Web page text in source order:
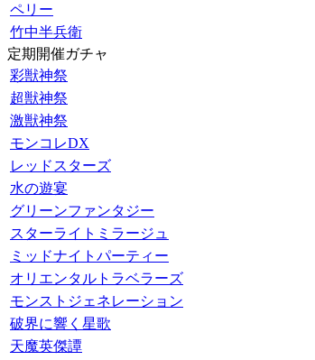
ペリー
竹中半兵衛
定期開催ガチャ
彩獣神祭
超獣神祭
激獣神祭
モンコレDX
レッドスターズ
水の遊宴
グリーンファンタジー
スターライトミラージュ
ミッドナイトパーティー
オリエンタルトラベラーズ
モンストジェネレーション
破界に響く星歌
天魔英傑譚